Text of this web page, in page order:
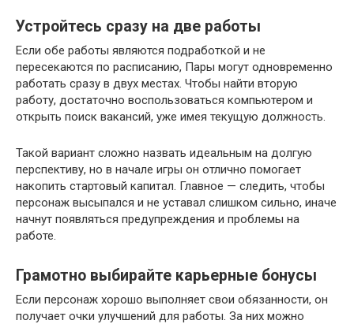
Устройтесь сразу на две работы
Если обе работы являются подработкой и не
пересекаются по расписанию, Пары могут одновременно
работать сразу в двух местах. Чтобы найти вторую
работу, достаточно воспользоваться компьютером и
открыть поиск вакансий, уже имея текущую должность.
Такой вариант сложно назвать идеальным на долгую
перспективу, но в начале игры он отлично помогает
накопить стартовый капитал. Главное — следить, чтобы
персонаж высыпался и не уставал слишком сильно, иначе
начнут появляться предупреждения и проблемы на
работе.
Грамотно выбирайте карьерные бонусы
Если персонаж хорошо выполняет свои обязанности, он
получает очки улучшений для работы. За них можно